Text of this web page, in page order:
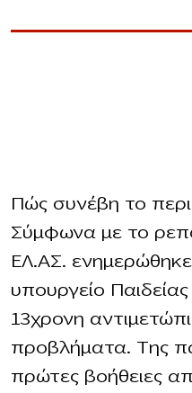
Πώς συνέβη το
Σύμφωνα με το
ΕΛ.ΑΣ.
υπουργείο
13χρονη
προβλήματα. Της
πρώτες βοήθειες